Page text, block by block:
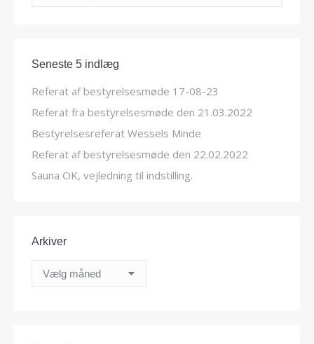
Seneste 5 indlæg
Referat af bestyrelsesmøde 17-08-23
Referat fra bestyrelsesmøde den 21.03.2022
Bestyrelsesreferat Wessels Minde
Referat af bestyrelsesmøde den 22.02.2022
Sauna OK, vejledning til indstilling.
Arkiver
Arkiver